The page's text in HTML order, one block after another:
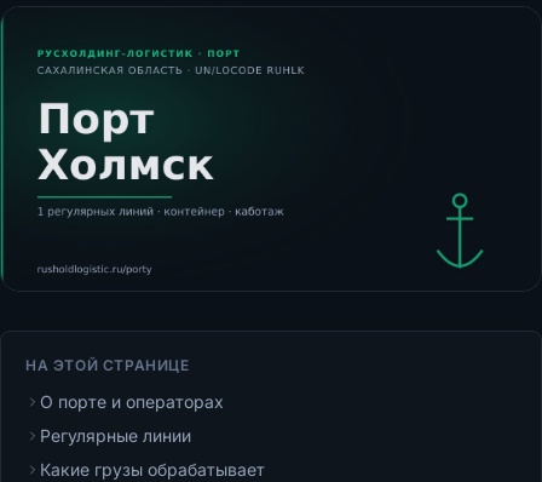
НА ЭТОЙ СТРАНИЦЕ
О порте и операторах
Регулярные линии
Какие грузы обрабатывает